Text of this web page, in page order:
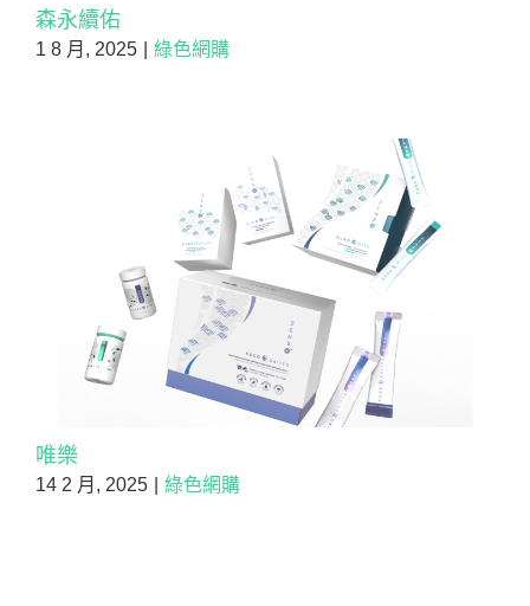
森永續佑
1 8 月, 2025 綠色網購
唯樂
14 2 月, 2025 綠色網購